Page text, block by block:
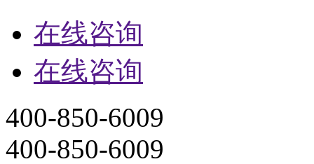
公司地址：海南省海口市
570206 电子 邮箱：
15008056688
业务经营范围：西沙旅游业
业务;研学旅行服务；为游客